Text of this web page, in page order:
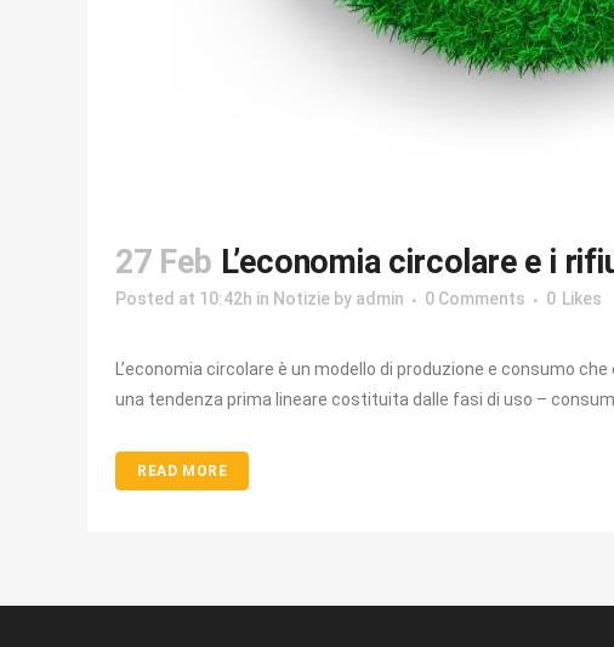
27 Feb L’economia circolare e i
Posted at 10:42h in Notizie by admin 0 Comments 0 Likes
L’economia circolare è un modello di produzione e consumo
una tendenza prima lineare costituita dalle fasi di uso –
READ MORE